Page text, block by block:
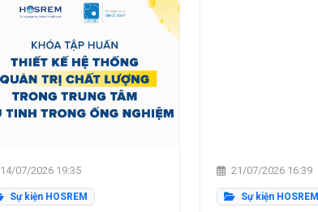
14/07/2026 19:35
Sự kiện HOSREM
21/07/2026 16:39
Sự kiện HOSREM